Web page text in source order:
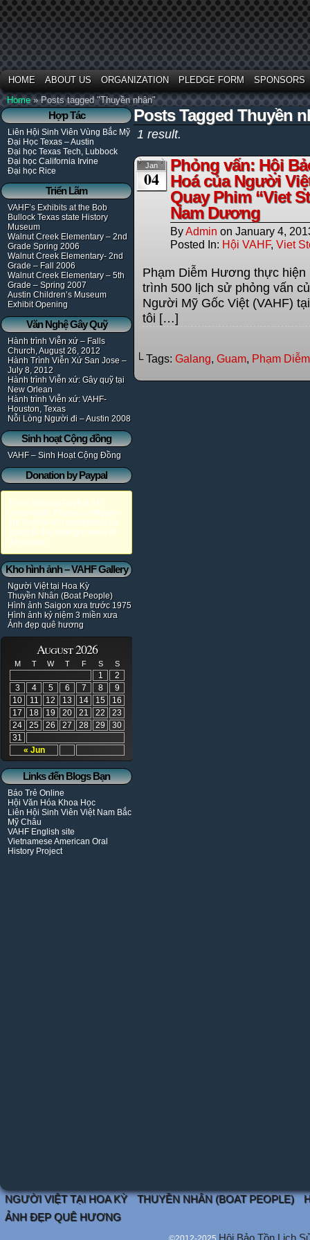
HOME ABOUT US ORGANIZATION PLEDGE FORM
SPONSORS
Home»Posts tagged "Thuyền nhân"
Hợp Tác
Liên Hội Sinh Viên Vùng Bắc Mỹ
Đại Học Texas – Austin
Đại học Texas Tech, Lubbock
Đại học California Irvine
Đại học Rice
Triển Lãm
VAHF’s Exhibits at the Bob
Bullock Texas state History
Museum
Walnut Creek Elementary – 2nd
Grade Spring 2006
Walnut Creek Elementary- 2nd
Grade – Fall 2006
Walnut Creek Elementary – 5th
Grade – Spring 2007
Austin Children’s Museum
Exhibit Opening
Văn Nghệ Gây Quỹ
Hành trình Viễn xứ – Falls
Church, August 26, 2012
Hành Trình Viễn Xứ San Jose –
July 8, 2012
Hành trình Viễn xứ: Gây quỹ tại
New Orlean
Hành trình Viễn xứ: VAHF-
Houston, Texas
Nỗi Lòng Người đi – Austin 2008
Sinh hoạt Cộng đồng
VAHF – Sinh Hoạt Cộng Đồng
Donation by Paypal
Error! Missing PayPal API
credentials. Please configure
the PayPal API credentials by
going to the settings menu of
this plugin.
Kho hình ảnh – VAHF Gallery
Người Việt tại Hoa Kỳ
Thuyền Nhân (Boat People)
Hình ảnh Saigon xưa trước 1975
Hình ảnh kỷ niệm 3 miền xưa
Ảnh đẹp quê hương
August 2026
M T W T F S S
« Jun
1
2
3
4 5 6 7 8
9
10
11 12 13 14 15
16
17
18 19 20 21 22
23
24
25 26 27 28 29
30
31
Links đến Blogs Bạn
Báo Trẻ Online
Hội Văn Hóa Khoa Học
Liên Hội Sinh Viên Việt Nam Bắc
Mỹ Châu
VAHF English site
Vietnamese American Oral
History Project
Posts Tagged Thuyền
1 result.
Jan
04
Phỏng vấn: Hội
Hoá của Người
Quay Phim “Viet
Nam Dương
ByAdmin on January 4,
Posted In: Hội VAHF, Viet
Phạm Diễm Hương thực
trình 500 lịch sử phỏng vấn
Người Mỹ Gốc Việt (VAHF)
tôi […]
└ Tags: Galang, Guam, Phạm
NGƯỜI VIỆT TẠI HOA KỲ THUYỀN NHÂN (BOAT PEOPLE)
ẢNH ĐẸP QUÊ HƯƠNG
Hội Bảo Tồn Lịch